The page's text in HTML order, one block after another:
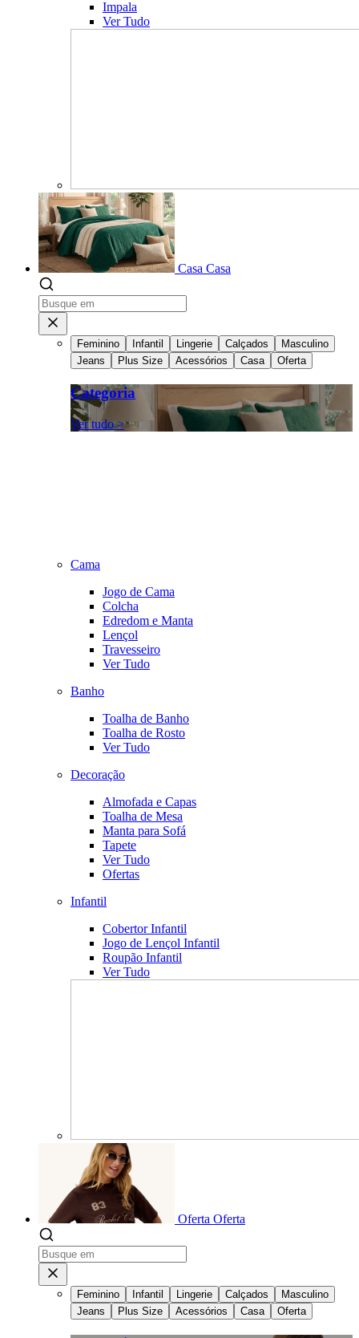
Impala
Ver Tudo
Casa Casa
Feminino Infantil Lingerie Calçados
Masculino
Jeans
Plus Size Acessórios Casa Oferta
Categoria
Ver tudo >
Cama
Jogo de Cama
Colcha
Edredom e Manta
Lençol
Travesseiro
Ver Tudo
Banho
Toalha de Banho
Toalha de Rosto
Ver Tudo
Decoração
Almofada e Capas
Toalha de Mesa
Manta para Sofá
Tapete
Ver Tudo
Ofertas
Infantil
Cobertor Infantil
Jogo de Lençol Infantil
Roupão Infantil
Ver Tudo
Oferta Oferta
Feminino Infantil Lingerie Calçados
Masculino
Jeans
Plus Size Acessórios Casa Oferta